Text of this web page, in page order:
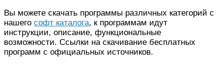
Вы можете скачать программы различных категорий с
нашего софт каталога, к программам идут
инструкции, описание, функциональные
возможности. Ссылки на скачивание бесплатных
программ с официальных источников.